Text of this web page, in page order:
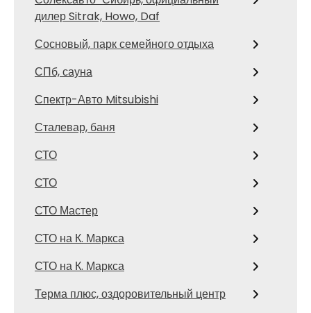
дилер Sitrak, Howo, Daf
Сосновый, парк семейного отдыха
СПб, сауна
Спектр-Авто Mitsubishi
Сталевар, баня
СТО
СТО
СТО Мастер
СТО на К. Маркса
СТО на К. Маркса
Терма плюс, оздоровительный центр